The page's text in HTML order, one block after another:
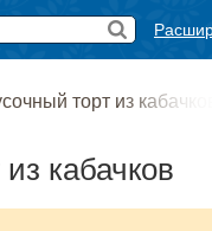
торт из кабачков
кабачков